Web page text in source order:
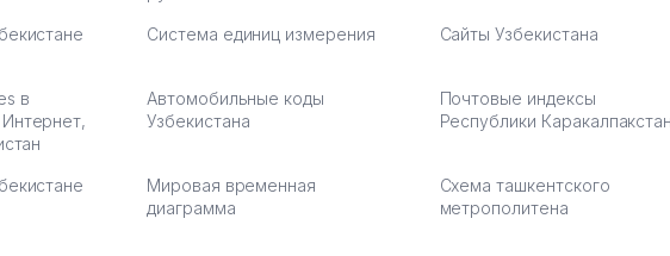
Система единиц измерения Сайты Узбекистана
в
Автомобильные коды
Узбекистана
Почтовые индексы
Республики Каракалпакстан
Мировая временная
диаграмма
Схема ташкентского
метрополитена